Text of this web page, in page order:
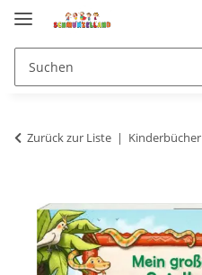
Zurück zur Liste Kinderbücher